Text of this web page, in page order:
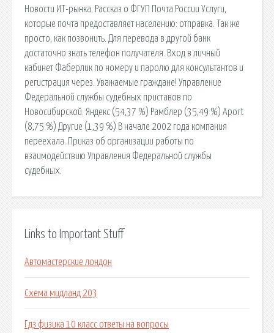
Новости ИТ-рынка. Рассказ о ФГУП Почта России Услуги,
которые почта предоставляет населению: отправка. Так же
просто, как позвонить. Для перевода в другой банк
достаточно знать телефон получателя. Вход в личный
кабинет Фаберлик по номеру и паролю для консультантов и
регистрация через. Уважаемые граждане! Управление
Федеральной службы судебных приставов по
Новосибирской. Яндекс (54,37 %) Рамблер (35,49 %) Aport
(8,75 %) Другие (1,39 %) В начале 2002 года компания
переехала. Приказ об организации работы по
взаимодействию Управления Федеральной службы
судебных.
Links to Important Stuff
Автомастерские лондон
Схема мидланд 203
Гдз физика 10 класс ответы на вопросы